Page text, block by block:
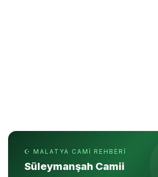
☪ MALATYA CAMI REHBERI
Süleymanşah Camii